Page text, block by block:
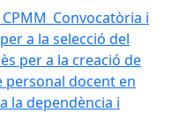
i
a la selecció del
per a la creació de
docent en
la dependència i